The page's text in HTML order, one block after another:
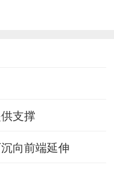
支撑
向前端延伸